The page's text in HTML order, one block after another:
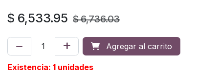
$ 6,533.95 $6,736.03
Agregar al carrito
Existencia: 1 unidades